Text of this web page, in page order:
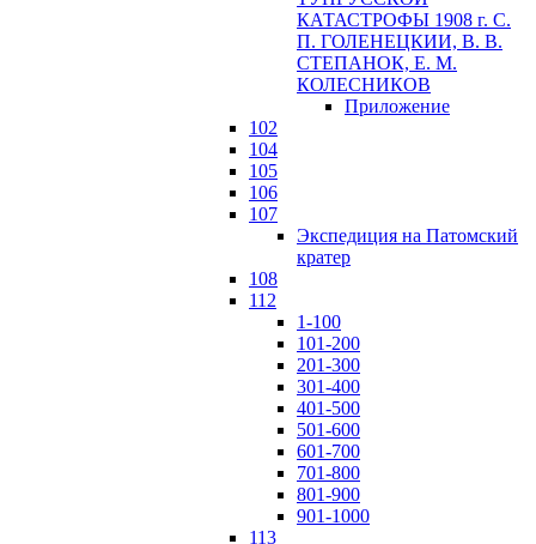
КАТАСТРОФЫ 1908 г. С.
П. ГОЛЕНЕЦКИИ, В. В.
СТЕПАНОК, Е. М.
КОЛЕСНИКОВ
Приложение
102
104
105
106
107
Экспедиция на Патомский
кратер
108
112
1-100
101-200
201-300
301-400
401-500
501-600
601-700
701-800
801-900
901-1000
113